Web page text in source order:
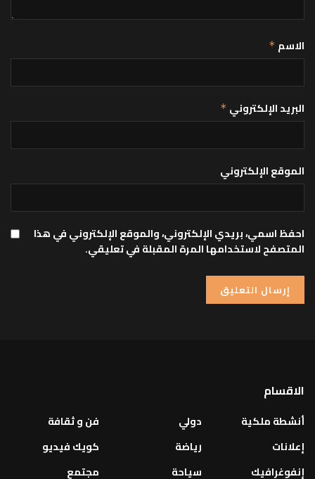
الاسم *
البريد الإلكتروني *
الموقع الإلكتروني
احفظ اسمي، بريدي الإلكتروني، والموقع الإلكتروني في هذا
المتصفح لاستخدامها المرة المقبلة في تعليقي.
الاقسام
أنشطة ملكية
إعلانات
إنفوغرافيك
دولي
رياضة
سياحة
فن و ثقافة
كويك فيديو
مجتمع